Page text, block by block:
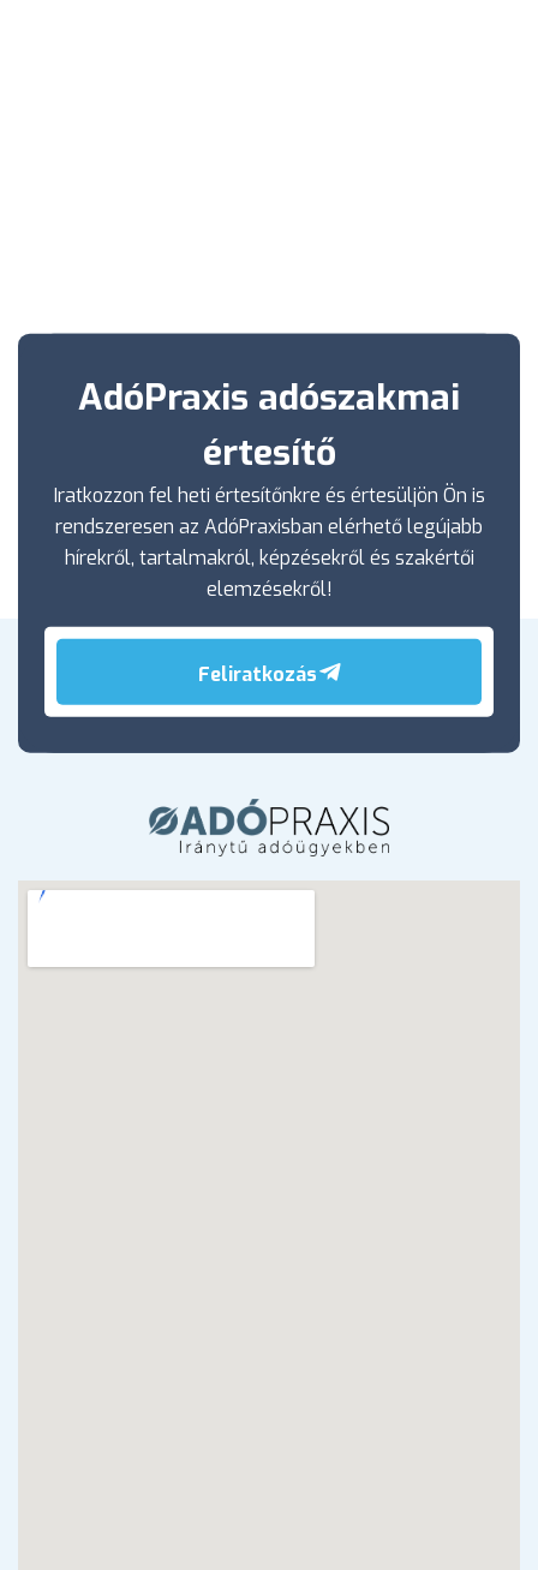
AdóPraxis adószakmai
értesítő
Iratkozzon fel heti értesítőnkre és értesüljön Ön is
rendszeresen az AdóPraxisban elérhető legújabb
hírekről, tartalmakról, képzésekről és szakértői
elemzésekről!
Feliratkozás